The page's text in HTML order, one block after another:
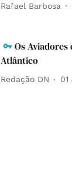
Rafael Barbosa
Os
Atlântico
Redação DN 01